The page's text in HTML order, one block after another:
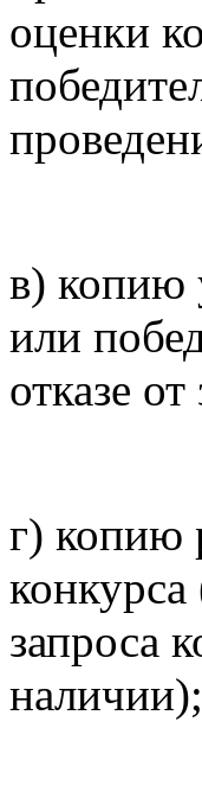
оценки
в) копию
или
отказе
г) копию
запроса
наличии);